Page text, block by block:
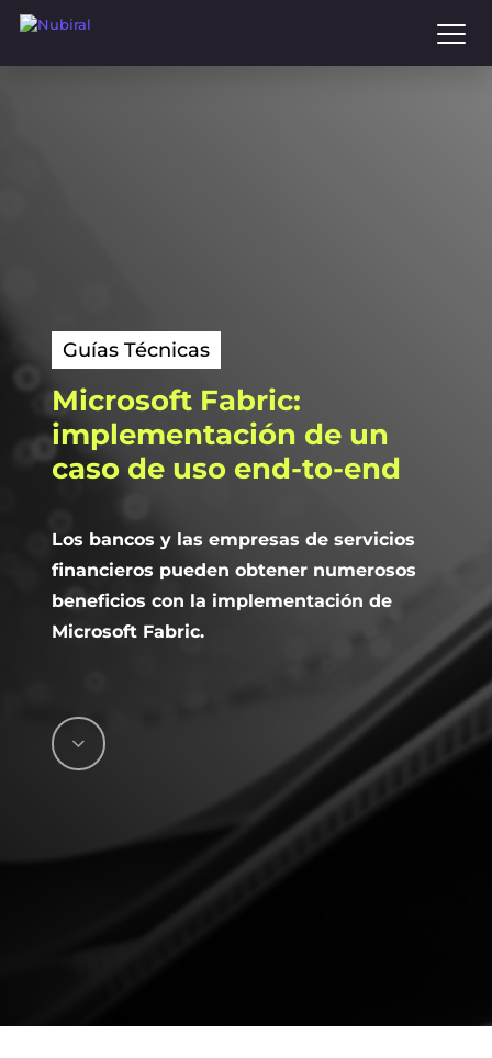
main
Guías Técnicas
Microsoft Fabric:
implementación de un
caso de uso end-to-end
Los bancos y las empresas de servicios
financieros pueden obtener numerosos
beneficios con la implementación de
Microsoft Fabric.
Navigate
the